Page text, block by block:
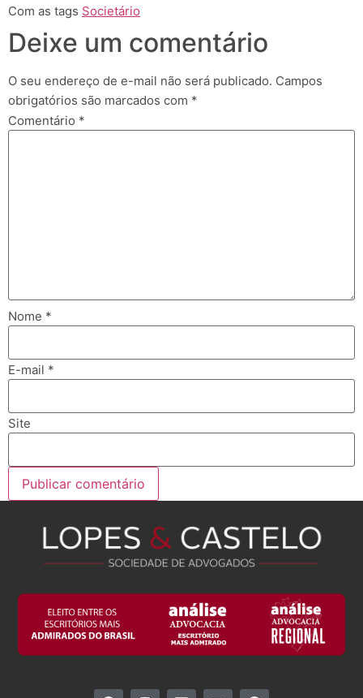
Com as tags Societário
Deixe um comentário
O seu endereço de e-mail não será publicado. Campos
obrigatórios são marcados com *
Comentário *
Nome *
E-mail *
Site